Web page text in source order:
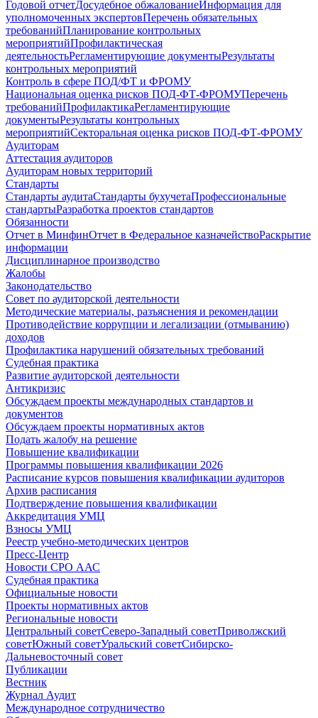
Годовой отчетДосудебное обжалованиеИнформация для
уполномоченных экспертовПеречень обязательных
требованийПланирование контрольных
мероприятийПрофилактическая
деятельностьРегламентирующие документыРезультаты
контрольных мероприятий
Контроль в сфере ПОД/ФТ и ФРОМУ
Национальная оценка рисков ПОД-ФТ-ФРОМУПеречень
требованийПрофилактикаРегламентирующие
документыРезультаты контрольных
мероприятийСекторальная оценка рисков ПОД-ФТ-ФРОМУ
Аудиторам
Аттестация аудиторов
Аудиторам новых территорий
Стандарты
Стандарты аудитаСтандарты бухучетаПрофессиональные
стандартыРазработка проектов стандартов
Обязанности
Отчет в МинфинОтчет в Федеральное казначействоРаскрытие
информации
Дисциплинарное производство
Жалобы
Законодательство
Совет по аудиторской деятельности
Методические материалы, разъяснения и рекомендации
Противодействие коррупции и легализации (отмыванию)
доходов
Профилактика нарушений обязательных требований
Судебная практика
Развитие аудиторской деятельности
Антикризис
Обсуждаем проекты международных стандартов и
документов
Обсуждаем проекты нормативных актов
Подать жалобу на решение
Повышение квалификации
Программы повышения квалификации 2026
Расписание курсов повышения квалификации аудиторов
Архив расписания
Подтверждение повышения квалификации
Аккредитация УМЦ
Взносы УМЦ
Реестр учебно-методических центров
Пресс-Центр
Новости СРО ААС
Судебная практика
Официальные новости
Проекты нормативных актов
Региональные новости
Центральный советСеверо-Западный советПриволжский
советЮжный советУральский советСибирско-
Дальневосточный совет
Публикации
Вестник
Журнал Аудит
Международное сотрудничество